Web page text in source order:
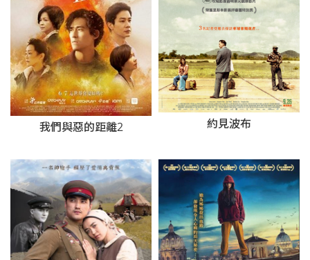
我們與惡的距離2 約見波布